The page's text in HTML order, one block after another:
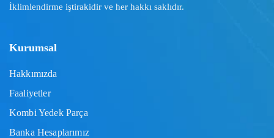
İklimlendirme iştirakidir ve her hakkı saklıdır.
Kurumsal
Hakkımızda
Faaliyetler
Kombi Yedek Parça
Banka Hesaplarımız